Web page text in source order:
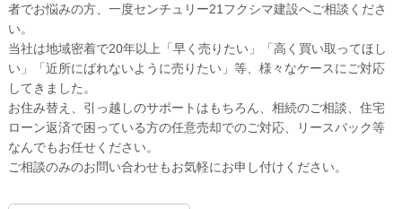
者でお悩みの方、一度センチュリー21フクシマ建設へご相談くださ
い。
当社は地域密着で20年以上「早く売りたい」「高く買い取ってほし
い」「近所にばれないように売りたい」等、様々なケースにご対応
してきました。
お住み替え、引っ越しのサポートはもちろん、相続のご相談、住宅
ローン返済で困っている方の任意売却でのご対応、リースバック等
なんでもお任せください。
ご相談のみのお問い合わせもお気軽にお申し付けください。